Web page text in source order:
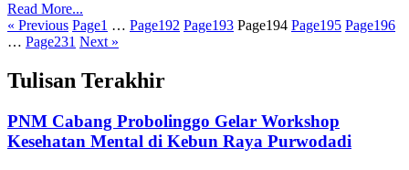
Read More...
« Previous Page1 … Page192 Page193 Page194 Page195 Page196
… Page231 Next »
Tulisan Terakhir
PNM Cabang Probolinggo Gelar Workshop
Kesehatan Mental di Kebun Raya Purwodadi